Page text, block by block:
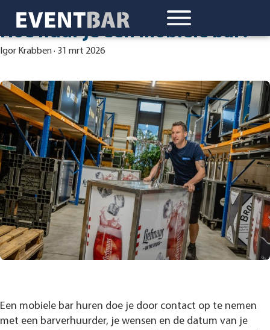
Hoe huur je een mobiele bar?
Igor Krabben· 31 mrt 2026
Een mobiele bar huren doe je door contact op te nemen
met een barverhuurder, je wensen en de datum van je